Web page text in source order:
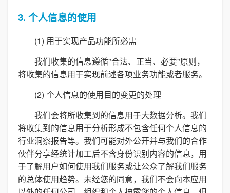
3. 个人信息的使用
(1) 用于实现产品功能所必需
我们收集的信息遵循"合法、正当、必要"原则，
将收集的信息用于实现前述各项业务功能或者服务。
(2) 个人信息的使用目的变更的处理
我们会将所收集到的信息用于大数据分析。我们
将收集到的信息用于分析形成不包含任何个人信息的
行业洞察报告等。我们可能对外公开并与我们的合作
伙伴分享经统计加工后不含身份识别内容的信息，用
于了解用户如何使用我们服务或让公众了解我们服务
的总体使用趋势。未经您的同意，我们不会向本应用